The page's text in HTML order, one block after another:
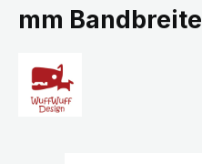
mm Bandbreite